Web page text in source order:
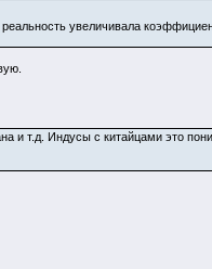
увеличивала
и т.д. Индусы с китайцами это